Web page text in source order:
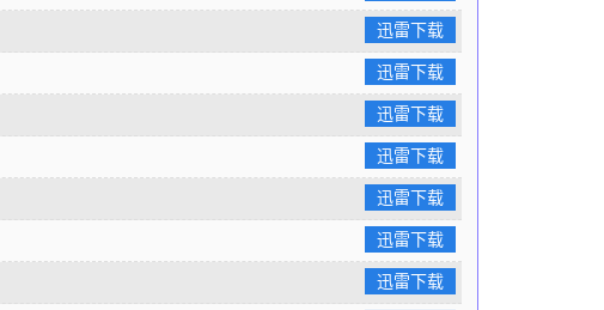
迅雷下载
迅雷下载
迅雷下载
迅雷下载
迅雷下载
迅雷下载
迅雷下载